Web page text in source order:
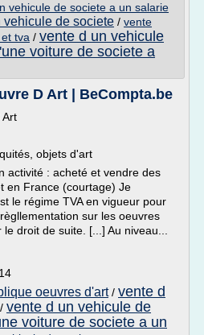
vehicule de societe a un salarie
vehicule de societe / vente
tva / vente d un vehicule
voiture de societe a
D Art | BeCompta.be
Art
objets d'art
activité : acheté et vendre des
en France (courtage) Je
le régime TVA en vigueur pour
sur les oeuvres
droit de suite. [...] Au niveau...
oeuvres d'art/ vente d
/ vente d un vehicule de
voiture de societe a un